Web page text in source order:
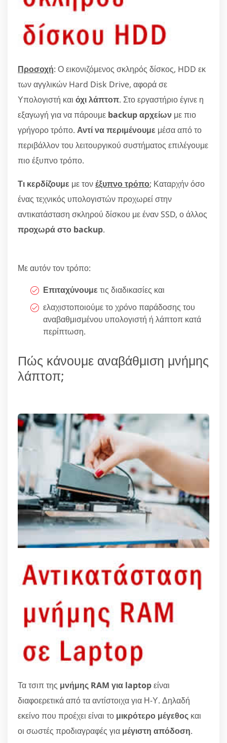
Προσοχή: Ο εικονιζόμενος σκληρός δίσκος, HDD εκ
των αγγλικών Hard Disk Drive, αφορά σε
Υπολογιστή και όχι λάπτοπ. Στο εργαστήριο έγινε η
εξαγωγή για να πάρουμε backup αρχείων με πιο
γρήγορο τρόπο. Αντί να περιμένουμε μέσα από το
περιβάλλον του λειτουργικού συστήματος επιλέγουμε
πιο έξυπνο τρόπο.
Τι κερδίζουμε με τονέξυπνο τρόπο; Καταρχήν όσο
ένας τεχνικός υπολογιστών προχωρεί στην
αντικατάσταση σκληρού δίσκου με έναν SSD, ο άλλος
προχωρά στο backup.
Με αυτόν τον τρόπο:
Επιταχύνουμε τις διαδικασίες και
ελαχιστοποιούμε το χρόνο παράδοσης του
αναβαθμισμένου υπολογιστή ή λάπτοπ κατά
περίπτωση.
Πώς κάνουμε αναβάθμιση μνήμης
λάπτοπ;
Τα τσιπ της μνήμης RAM για laptopείναι
διαφοερετικά από τα αντίστοιχα για Η-Υ. Δηλαδή
εκείνο που προέχει είναι το μικρότερο μέγεθος και
οι σωστές προδιαγραφές για μέγιστη απόδοση.